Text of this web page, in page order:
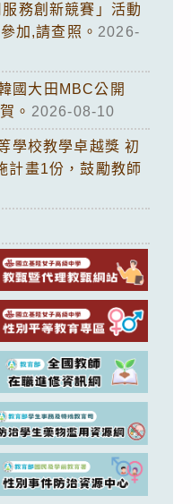
務創新競賽」活動
加,請查照。 2026-
國大田MBC公開
。 2026-08-10
學校教學卓越獎 初
計畫1份，鼓勵教師